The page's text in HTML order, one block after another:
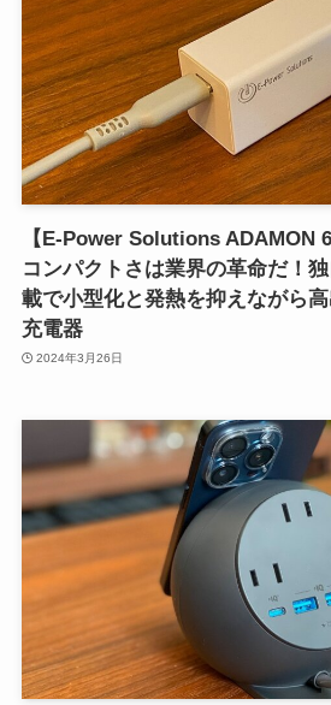
【E-Power Solutions ADAMON
コンパクトさは業界の革命だ！
載で小型化と発熱を抑えながら
充電器
2024年3月26日